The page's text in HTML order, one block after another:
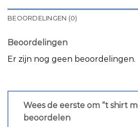
BEOORDELINGEN (0)
Beoordelingen
Er zijn nog geen beoordelingen.
Wees de eerste om “t shirt
beoordelen